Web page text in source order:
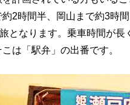
約2時間半、岡山まで約3時
となります。乗車時間が
は「駅弁」の出番です。